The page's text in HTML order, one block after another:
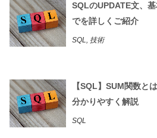
SQLのUPDATE文、
でを詳しくご紹介
SQL, 技術
【SQL】SUM関数と
分かりやすく解説
SQL